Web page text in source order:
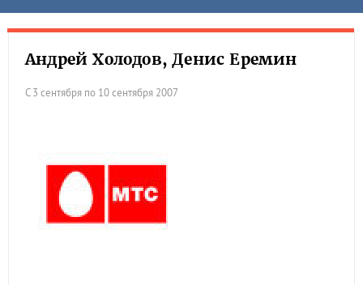
Андрей Холодов, Денис Еремин
С 3 сентября по 10 сентября 2007